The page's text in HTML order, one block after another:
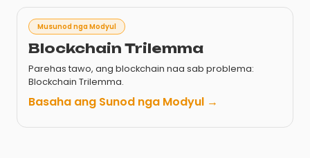
Musunod nga Modyul
Blockchain Trilemma
Parehas tawo, ang blockchain naa sab problema:
Blockchain Trilemma.
Basaha ang Sunod nga Modyul →